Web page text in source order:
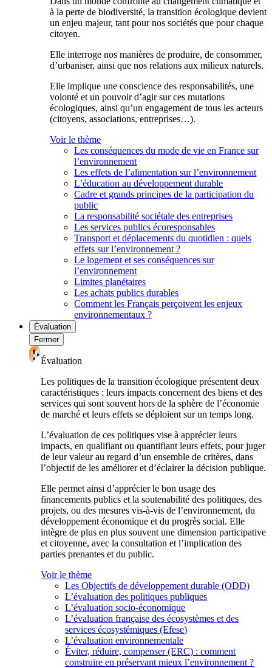
à la perte de biodiversité, la transition écologique devient
un enjeu majeur, tant pour nos sociétés que pour chaque
citoyen.
Elle interroge nos manières de produire, de consommer,
d’urbaniser, ainsi que nos relations aux milieux naturels.
Elle implique une conscience des responsabilités, une
volonté et un pouvoir d’agir sur ces mutations
écologiques, ainsi qu’un engagement de tous les acteurs
(citoyens, associations, entreprises…).
Voir le thème
Les conséquences du mode de vie en France sur
l’environnement
Les effets de l’alimentation sur l’environnement
L’éducation au développement durable
Cadre et grands principes de la participation du
public
La responsabilité sociétale des entreprises
Les services publics écoresponsables
Transport et déplacements du quotidien : quels
effets sur l’environnement ?
Le logement et ses conséquences sur
l’environnement
Limites planétaires
Les achats publics durables
Comment les Français perçoivent les enjeux
environnementaux ?
Évaluation
Fermer
Évaluation
Les politiques de la transition écologique présentent deux
caractéristiques : leurs impacts concernent des biens et des
services qui sont souvent hors de la sphère de l’économie
de marché et leurs effets se déploient sur un temps long.
L’évaluation de ces politiques vise à apprécier leurs
impacts, en qualifiant ou quantifiant leurs effets, pour juger
de leur valeur au regard d’un ensemble de critères, dans
l’objectif de les améliorer et d’éclairer la décision publique.
Elle permet ainsi d’apprécier le bon usage des
financements publics et la soutenabilité des politiques, des
projets, ou des mesures vis-à-vis de l’environnement, du
développement économique et du progrès social. Elle
intègre de plus en plus souvent une dimension participative
et citoyenne, avec la consultation et l’implication des
parties prenantes et du public.
Voir le thème
Les Objectifs de développement durable (ODD)
L’évaluation des politiques publiques
L’évaluation socio-économique
L’évaluation française des écosystèmes et des
services écosystémiques (Efese)
L’évaluation environnementale
Éviter, réduire, compenser (ERC) : comment
construire en préservant mieux l’environnement ?